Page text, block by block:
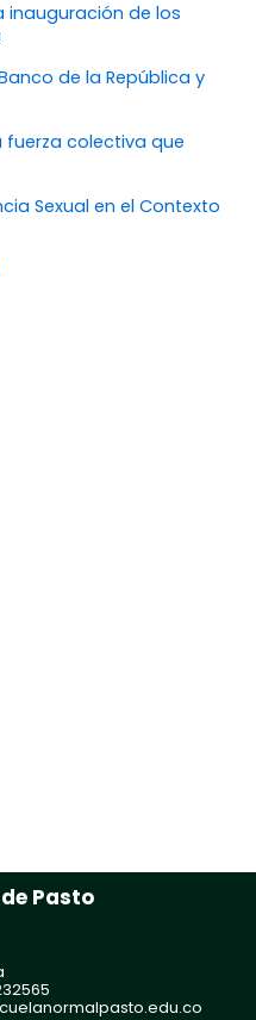
inauguración de los
de la República y
fuerza colectiva que
Sexual en el Contexto
Pasto